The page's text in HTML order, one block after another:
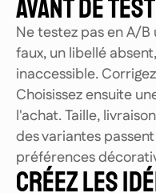
AVANT DE
Ne testez pas en A/
faux, un libellé
inaccessible.
Choisissez ensuite
l'achat. Taille,
des variantes
préférences
CRÉEZ LES